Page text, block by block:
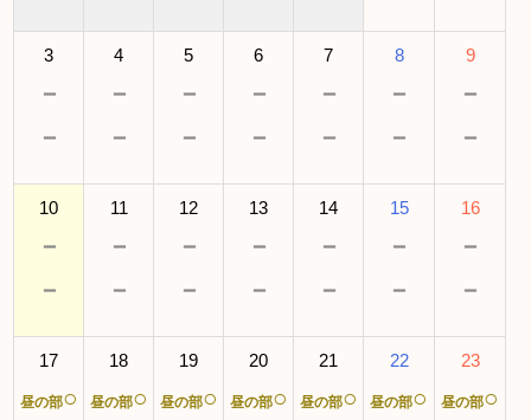
3
－
－
4
－
－
5
－
－
6
－
－
7
－
－
8
－
－
9
－
－
10
－
－
11
－
－
12
－
－
13
－
－
14
－
－
15
－
－
16
－
－
17
昼の部○
18
昼の部○
19
昼の部○
20
昼の部○
21
昼の部○
22
昼の部○
23
昼の部○